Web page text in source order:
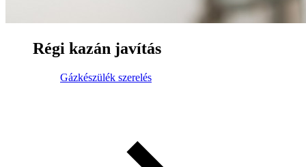
Régi kazán javítás
Gázkészülék szerelés